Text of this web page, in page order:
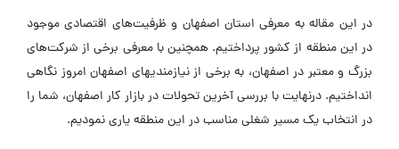
در این مقاله به معرفی استان اصفهان و ظرفیت‌های اقتصادی موجود
در این منطقه از کشور پرداختیم. همچنین با معرفی برخی از شرکت‌های
بزرگ و معتبر در اصفهان، به برخی از نیازمندیهای اصفهان امروز نگاهی
انداختیم. درنهایت با بررسی آخرین تحولات در بازار کار اصفهان، شما را
در انتخاب یک مسیر شغلی مناسب در این منطقه یاری نمودیم.